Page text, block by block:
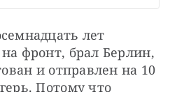
лет
фронт, брал Берлин,
и отправлен на 10
Потому что